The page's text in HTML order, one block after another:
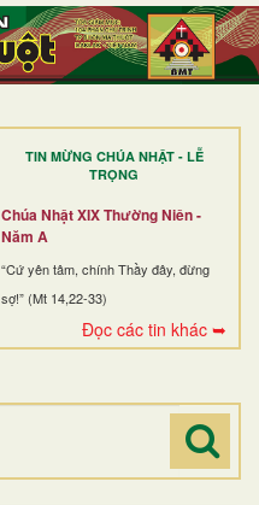
TIN MỪNG CHÚA NHẬT - LỄ
TRỌNG
Chúa Nhật XIX Thường Niên -
Năm A
“Cứ yên tâm, chính Thầy đây, đừng
sợ!” (Mt 14,22-33)
Đọc các tin khác ➥